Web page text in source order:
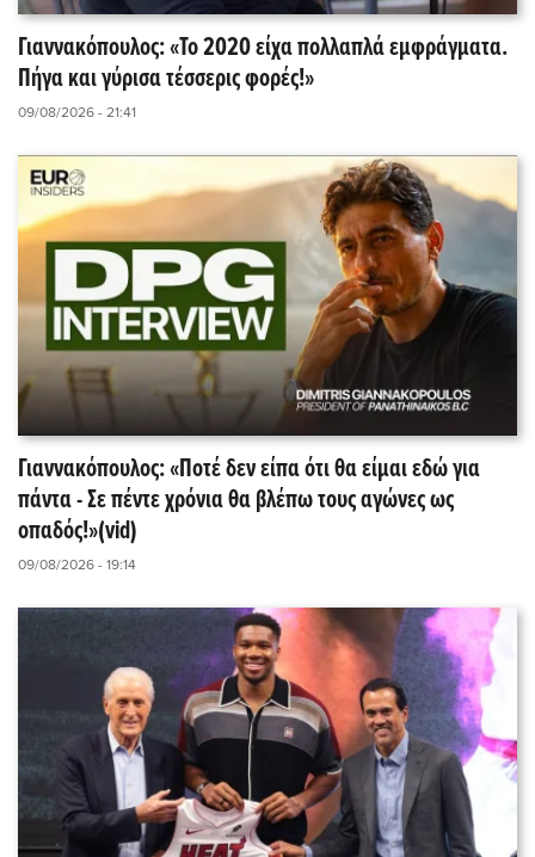
Γιαννακόπουλος: «Το 2020 είχα πολλαπλά εμφράγματα.
Πήγα και γύρισα τέσσερις φορές!»
09/08/2026 - 21:41
Γιαννακόπουλος: «Ποτέ δεν είπα ότι θα είμαι εδώ για
πάντα - Σε πέντε χρόνια θα βλέπω τους αγώνες ως
οπαδός!»(vid)
09/08/2026 - 19:14